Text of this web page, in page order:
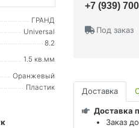
ГРАНД
Universal
8.2
1.5 кв.мм
Оранжевый
Пластик
+7 (939)
Под заказ
Доставка
Доставка
Заказ